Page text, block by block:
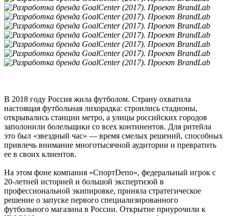
В 2018 году Россия жила футболом. Страну охватила
настоящая футбольная лихорадка: строились стадионы,
открывались станции метро, а улицы российских городов
заполонили болельщики со всех континентов. Для ритейла
это был «звездный час» — время смелых решений, способных
привлечь внимание многотысячной аудитории и превратить
ее в своих клиентов.
На этом фоне компания «СпортDепo», федеральный игрок с
20-летней историей и большой экспертизой в
профессиональной экипировке, приняла стратегическое
решение о запуске первого специализированного
футбольного магазина в России. Открытие приурочили к